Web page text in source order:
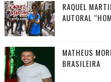
RAQUEL
AUTORAL
MATHEUS
BRASILEIRA